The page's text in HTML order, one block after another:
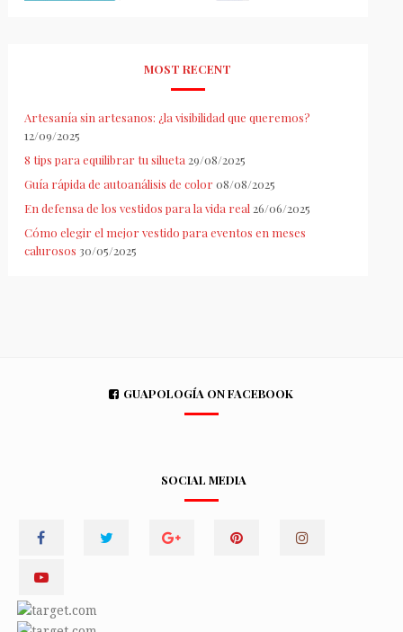
MOST RECENT
Artesanía sin artesanos: ¿la visibilidad que queremos?
12/09/2025
8 tips para equilibrar tu silueta 29/08/2025
Guía rápida de autoanálisis de color 08/08/2025
En defensa de los vestidos para la vida real 26/06/2025
Cómo elegir el mejor vestido para eventos en meses
calurosos 30/05/2025
GUAPOLOGÍA ON FACEBOOK
SOCIAL MEDIA